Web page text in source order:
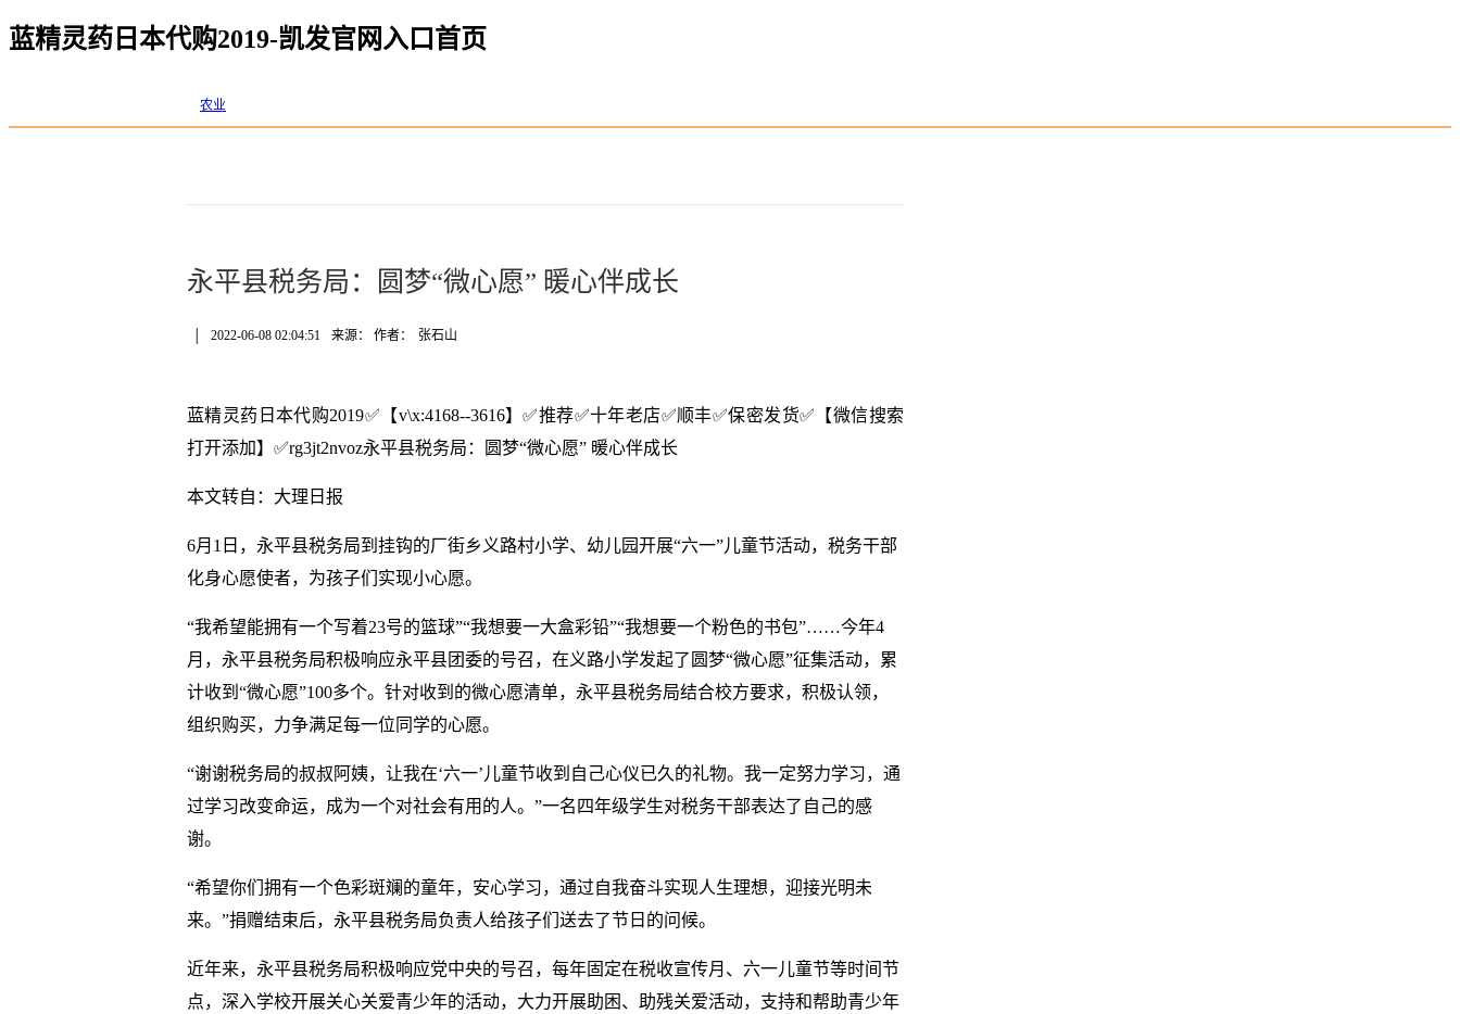
蓝精灵药日本代购2019-凯发官网入口首页
农业
永平县税务局：圆梦“微心愿” 暖心伴成长
2022-06-08 02:04:51 来源： 作者： 张石山
蓝精灵药日本代购2019✅【v\x:4168--3616】✅推荐✅十年老店✅顺丰✅保密发货✅【微信搜索
打开添加】✅rg3jt2nvoz永平县税务局：圆梦“微心愿” 暖心伴成长
本文转自：大理日报
6月1日，永平县税务局到挂钩的厂街乡义路村小学、幼儿园开展“六一”儿童节活动，税务干部
化身心愿使者，为孩子们实现小心愿。
“我希望能拥有一个写着23号的篮球”“我想要一大盒彩铅”“我想要一个粉色的书包”……今年4
月，永平县税务局积极响应永平县团委的号召，在义路小学发起了圆梦“微心愿”征集活动，累
计收到“微心愿”100多个。针对收到的微心愿清单，永平县税务局结合校方要求，积极认领，
组织购买，力争满足每一位同学的心愿。
“谢谢税务局的叔叔阿姨，让我在‘六一’儿童节收到自己心仪已久的礼物。我一定努力学习，通
过学习改变命运，成为一个对社会有用的人。”一名四年级学生对税务干部表达了自己的感
谢。
“希望你们拥有一个色彩斑斓的童年，安心学习，通过自我奋斗实现人生理想，迎接光明未
来。”捐赠结束后，永平县税务局负责人给孩子们送去了节日的问候。
近年来，永平县税务局积极响应党中央的号召，每年固定在税收宣传月、六一儿童节等时间节
点，深入学校开展关心关爱青少年的活动，大力开展助困、助残关爱活动，支持和帮助青少年